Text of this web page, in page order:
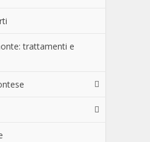
trattamenti e